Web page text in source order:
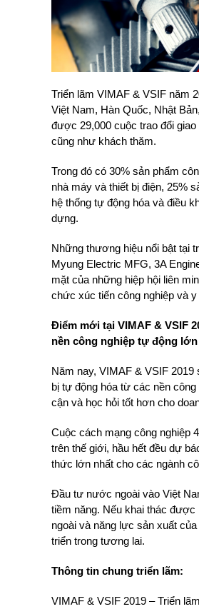
Triển lãm VIMAF & VSIF năm
Việt Nam, Hàn Quốc, Nhật
được 29,000 cuộc trao đổi
cũng như khách thăm.
Trong đó có 30% sản phẩm
nhà máy và thiết bị điện, 25%
hệ thống tự động hóa và điều
dựng.
Những thương hiệu nổi bật tại
Myung Electric MFG, 3A
mặt của những hiệp hội liên
chức xúc tiến công nghiệp và
Điểm mới tại VIMAF & VSIF
nền công nghiệp tự động lớn
Năm nay, VIMAF & VSIF
bị tự động hóa từ các nền
cận và học hỏi tốt hơn cho
Cuộc cách mạng công nghiệp
trên thế giới, hầu hết đều dự
thức lớn nhất cho các ngành
Đầu tư nước ngoài vào Việt
tiềm năng. Nếu khai thác
ngoài và năng lực sản xuất
triển trong tương lai.
Thông tin chung triển lãm:
VIMAF & VSIF 2019 – Triển